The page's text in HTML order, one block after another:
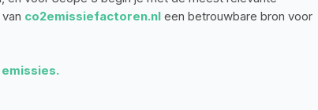
co2emissiefactoren.nl een betrouwbare bron voor